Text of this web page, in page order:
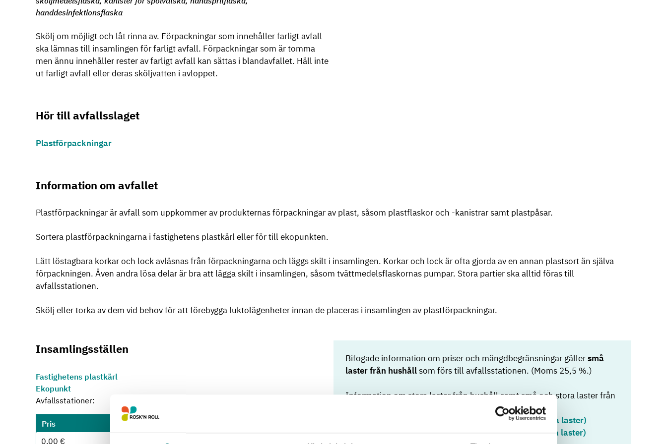
handdesinfektionsflaska
Skölj om möjligt och låt rinna av. Förpackningar som innehåller farligt avfall
ska lämnas till insamlingen för farligt avfall. Förpackningar som är tomma
men ännu innehåller rester av farligt avfall kan sättas i blandavfallet. Häll inte
ut farligt avfall eller deras sköljvatten i avloppet.
Hör till avfallsslaget
Plastförpackningar
Information om avfallet
Plastförpackningar är avfall som uppkommer av produkternas förpackningar av plast, såsom plastflaskor och -kanistrar samt plastpåsar.
Sortera plastförpackningarna i fastighetens plastkärl eller för till ekopunkten.
Lätt löstagbara korkar och lock avläsnas från förpackningarna och läggs skilt i insamlingen. Korkar och lock är ofta gjorda av en annan plastsort än själva
förpackningen. Även andra lösa delar är bra att lägga skilt i insamlingen, såsom tvättmedelsflaskornas pumpar. Stora partier ska alltid föras till
avfallsstationen.
Skölj eller torka av dem vid behov för att förebygga luktolägenheter innan de placeras i insamlingen av plastförpackningar.
Insamlingsställen
Fastighetens plastkärl
Ekopunkt
Avfallsstationer:
Pris
0.00 €
Bifogade information om priser och mängdbegränsningar gällersmå
laster från hushållsom förs till avfallsstationen. (Moms 25,5 %.)
Information om stora laster från hushåll samt små och stora laster från
företag hittas på separata sidor med prislistor:
Avfallsstationernas prislista för hushåll (små och stora laster)
Avfallsstationernas prislista för företag (små och stora laster)